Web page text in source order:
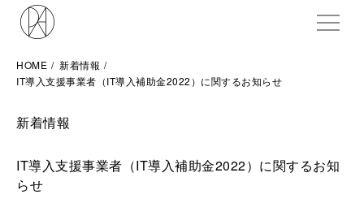
HOME
新着情報
IT導入支援事業者（IT導入補助金2022）に関するお知らせ
新着情報
IT導入支援事業者（IT導入補助金2022）に関するお知
らせ